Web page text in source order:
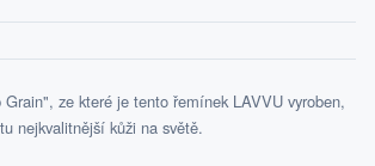
Grain", ze které je tento řemínek LAVVU vyroben,
nejkvalitnější kůži na světě.